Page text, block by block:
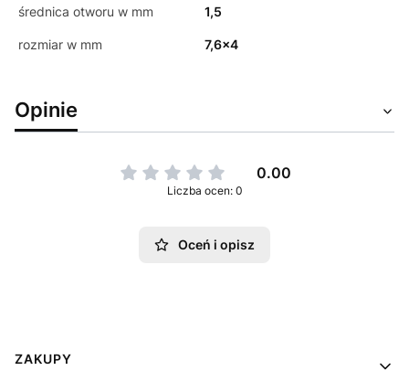
średnica otworu w mm 1,5
rozmiar w mm 7,6x4
Opinie
0.00
Liczba ocen: 0
Oceń i opisz
Linki w stopce
ZAKUPY